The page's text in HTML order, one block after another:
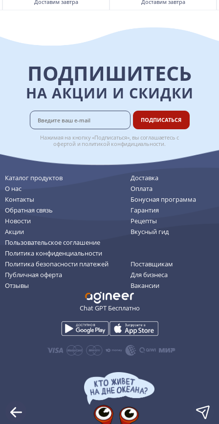
Доставим завтра Доставим завтра
ПОДПИШИТЕСЬ
НА АКЦИИ И СКИДКИ
ПОДПИСАТЬСЯ
Нажимая на кнопку «Подписаться», вы соглашаетесь с
офертой и политикой конфидициальности.
Каталог продуктов
О нас
Контакты
Обратная связь
Новости
Акции
Пользовательское соглашение
Политика конфиденциальности
Политика безопасности платежей
Публичная оферта
Отзывы
Доставка
Оплата
Бонусная программа
Гарантия
Рецепты
Вкусный гид
Поставщикам
Для бизнеса
Вакансии
Chat GPT Бесплатно